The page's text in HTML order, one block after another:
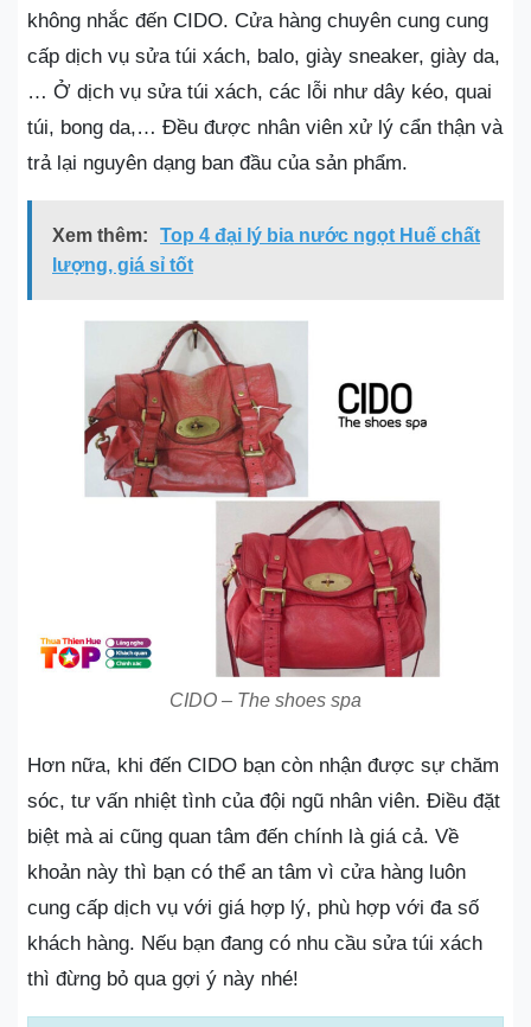
không nhắc đến CIDO. Cửa hàng chuyên cung cung
cấp dịch vụ sửa túi xách, balo, giày sneaker, giày da,
… Ở dịch vụ sửa túi xách, các lỗi như dây kéo, quai
túi, bong da,… Đều được nhân viên xử lý cẩn thận và
trả lại nguyên dạng ban đầu của sản phẩm.
Xem thêm:
Top 4 đại lý bia nước ngọt Huế chất
lượng, giá sỉ tốt
CIDO – The shoes spa
Hơn nữa, khi đến CIDO bạn còn nhận được sự chăm
sóc, tư vấn nhiệt tình của đội ngũ nhân viên. Điều đặt
biệt mà ai cũng quan tâm đến chính là giá cả. Về
khoản này thì bạn có thể an tâm vì cửa hàng luôn
cung cấp dịch vụ với giá hợp lý, phù hợp với đa số
khách hàng. Nếu bạn đang có nhu cầu sửa túi xách
thì đừng bỏ qua gợi ý này nhé!